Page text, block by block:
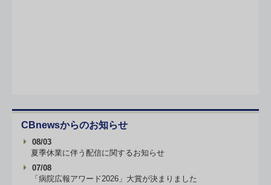
CBnewsからのお知らせ
08/03
夏季休業に伴う配信に関するお知らせ
07/08
「病院広報アワード2026」大賞が決まりました